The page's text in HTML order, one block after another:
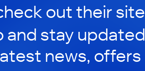
out their site
and stay updated
news, offers